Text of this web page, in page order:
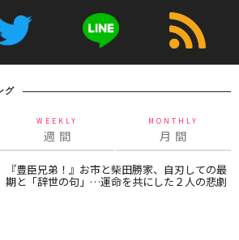
グ
WEEKLY
週 間
MONTHLY
月 間
『豊臣兄弟！』お市と柴田勝家、自刃しての最
期と「辞世の句」…運命を共にした２人の悲劇